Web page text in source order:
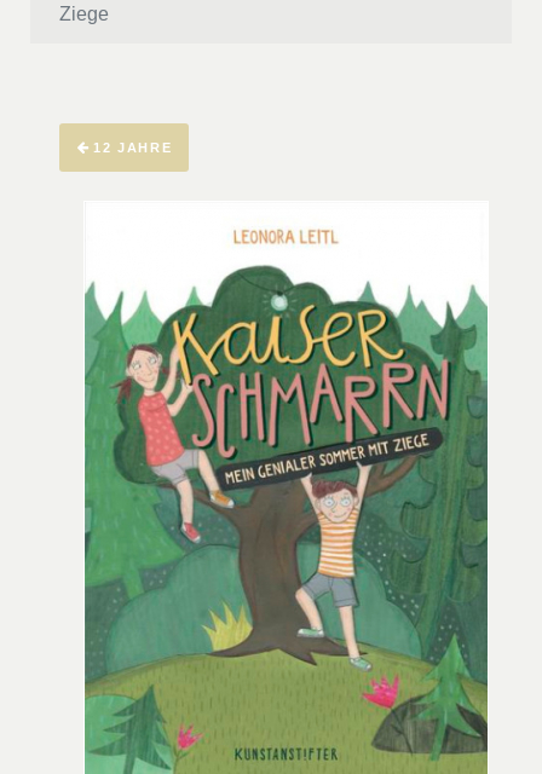
Ziege
12 JAHRE